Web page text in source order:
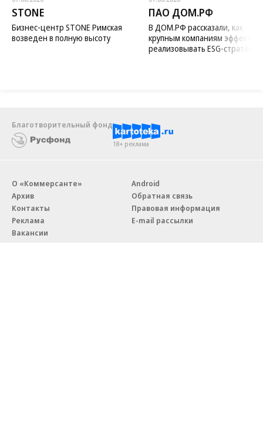
STONE
Бизнес-центр STONE Римская
возведен в полную высоту
ПАО ДОМ.РФ
В ДОМ.РФ рассказали, как
крупным компаниям
реализовывать ESG-стратегию
Благотворительный фонд
18+ реклама
О «Коммерсанте»
Архив
Контакты
Реклама
Вакансии
Android
Обратная связь
Правовая информация
E-mail рассылки